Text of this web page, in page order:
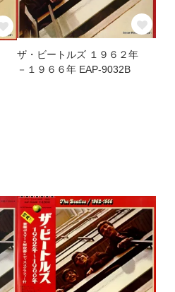
ザ・ビートルズ １９６２年
－１９６６年 EAP-9032B